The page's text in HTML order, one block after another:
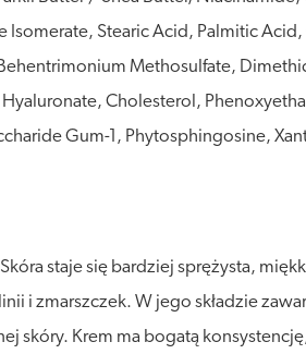
Stearic Acid, Palmitic
Methosulfate,
Cholesterol,
Gum-1, Phytosphingosine,
staje się bardziej sprężysta,
i zmarszczek. W jego składzie
Krem ma bogatą